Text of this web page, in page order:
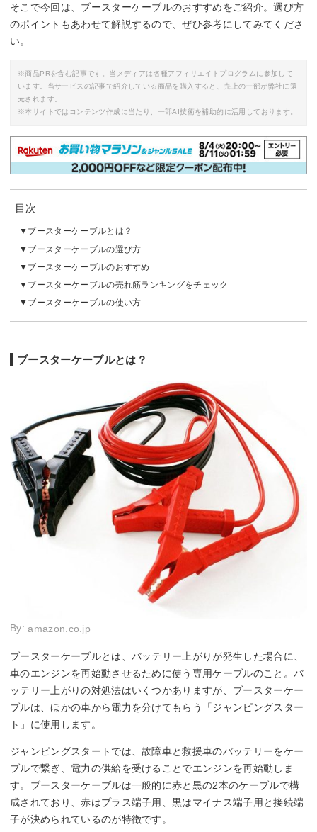
そこで今回は、ブースターケーブルのおすすめをご紹介。選び方
のポイントもあわせて解説するので、ぜひ参考にしてみてくださ
い。
※商品PRを含む記事です。当メディアは各種アフィリエイトプログラムに参加して
います。当サービスの記事で紹介している商品を購入すると、売上の一部が弊社に還
元されます。
※本サイトではコンテンツ作成に当たり、一部AI技術を補助的に活用しております。
目次
ブースターケーブルとは？
ブースターケーブルの選び方
ブースターケーブルのおすすめ
ブースターケーブルの売れ筋ランキングをチェック
ブースターケーブルの使い方
ブースターケーブルとは？
By:amazon.co.jp
ブースターケーブルとは、バッテリー上がりが発生した場合に、
車のエンジンを再始動させるために使う専用ケーブルのこと。バ
ッテリー上がりの対処法はいくつかありますが、ブースターケー
ブルは、ほかの車から電力を分けてもらう「ジャンピングスター
ト」に使用します。
ジャンピングスタートでは、故障車と救援車のバッテリーをケー
ブルで繋ぎ、電力の供給を受けることでエンジンを再始動しま
す。ブースターケーブルは一般的に赤と黒の2本のケーブルで構
成されており、赤はプラス端子用、黒はマイナス端子用と接続端
子が決められているのが特徴です。